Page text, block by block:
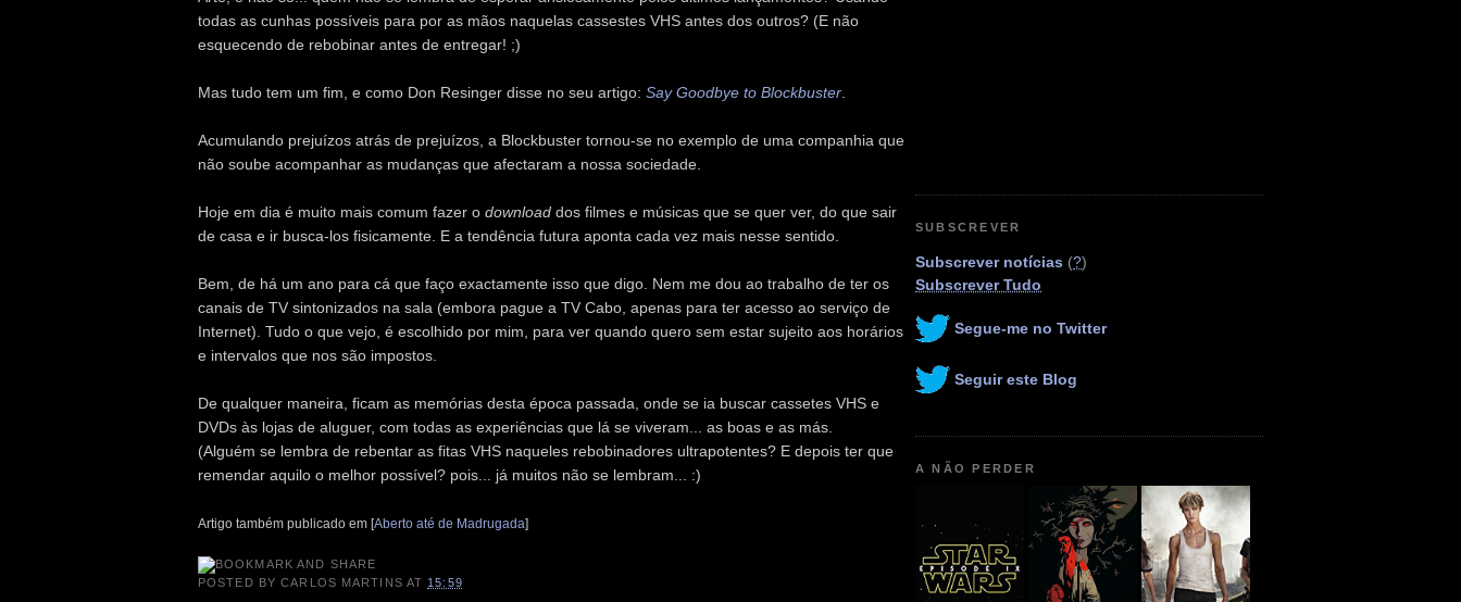
todas as cunhas possíveis para por as mãos naquelas cassestes VHS antes dos outros? (E não
esquecendo de rebobinar antes de entregar! ;)
Mas tudo tem um fim, e como Don Resinger disse no seu artigo: Say Goodbye to Blockbuster
Acumulando prejuízos atrás de prejuízos, a Blockbuster tornou-se no exemplo de uma companhia que
não soube acompanhar as mudanças que afectaram a nossa sociedade.
Hoje em dia é muito mais comum fazer o download dos filmes e músicas que se quer ver, do que sair
de casa e ir busca-los fisicamente. E a tendência futura aponta cada vez mais nesse sentido.
Bem, de há um ano para cá que faço exactamente isso que digo. Nem me dou ao trabalho de ter os
canais de TV sintonizados na sala (embora pague a TV Cabo, apenas para ter acesso ao serviço de
Internet). Tudo o que vejo, é escolhido por mim, para ver quando quero sem estar sujeito aos horários
e intervalos que nos são impostos.
De qualquer maneira, ficam as memórias desta época passada, onde se ia buscar cassetes VHS e
DVDs às lojas de aluguer, com todas as experiências que lá se viveram... as boas e as más.
(Alguém se lembra de rebentar as fitas VHS naqueles rebobinadores ultrapotentes? E depois ter que
remendar aquilo o melhor possível? pois... já muitos não se lembram... :)
Artigo também publicado em [Aberto até de Madrugada]
POSTED BYCARLOS MARTINS AT 15:59
SUBSCREVER
Subscrever notícias (?)
Subscrever Tudo
Segue-me no Twitter
Seguir este Blog
A NÃO PERDER